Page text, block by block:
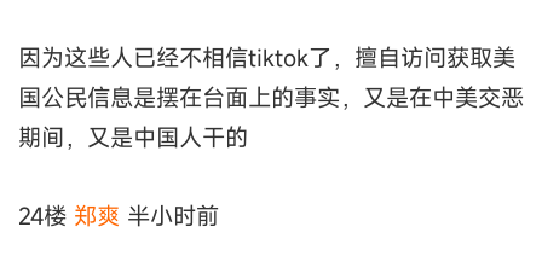
因为这些人已经不相信tiktok了，擅自访问获取美
国公民信息是摆在台面上的事实，又是在中美交恶
期间，又是中国人干的
24楼 郑爽 半小时前